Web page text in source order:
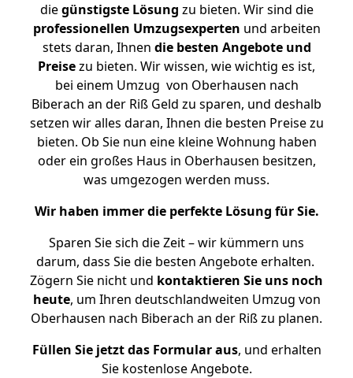
diegünstigste Lösung zu bieten. Wir sind die
professionellen Umzugsexperten und arbeiten
stets daran, Ihnen die besten Angebote und
Preisezu bieten. Wir wissen, wie wichtig es ist,
bei einem Umzug von Oberhausen nach
Biberach an der Riß Geld zu sparen, und deshalb
setzen wir alles daran, Ihnen die besten Preise zu
bieten. Ob Sie nun eine kleine Wohnung haben
oder ein großes Haus in Oberhausen besitzen,
was umgezogen werden muss.
Wir haben immer die perfekte Lösung für Sie.
Sparen Sie sich die Zeit – wir kümmern uns
darum, dass Sie die besten Angebote erhalten.
Zögern Sie nicht und kontaktieren Sie uns noch
heute, um Ihren deutschlandweiten Umzug von
Oberhausen nach Biberach an der Riß zu planen.
Füllen Sie jetzt das Formular aus, und erhalten
Sie kostenlose Angebote.